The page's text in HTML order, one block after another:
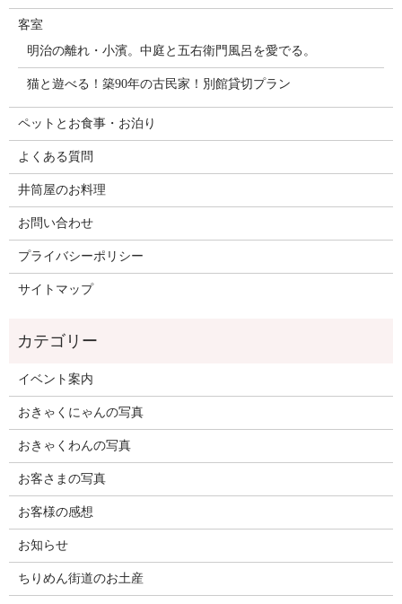
客室
明治の離れ・小濱。中庭と五右衛門風呂を愛でる。
猫と遊べる！築90年の古民家！別館貸切プラン
ペットとお食事・お泊り
よくある質問
井筒屋のお料理
お問い合わせ
プライバシーポリシー
サイトマップ
イベント案内
おきゃくにゃんの写真
おきゃくわんの写真
お客さまの写真
お客様の感想
お知らせ
ちりめん街道のお土産